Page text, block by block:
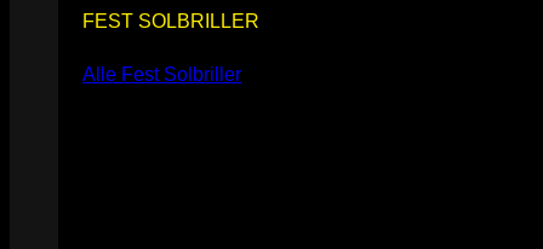
FEST SOLBRILLER
Alle Fest Solbriller